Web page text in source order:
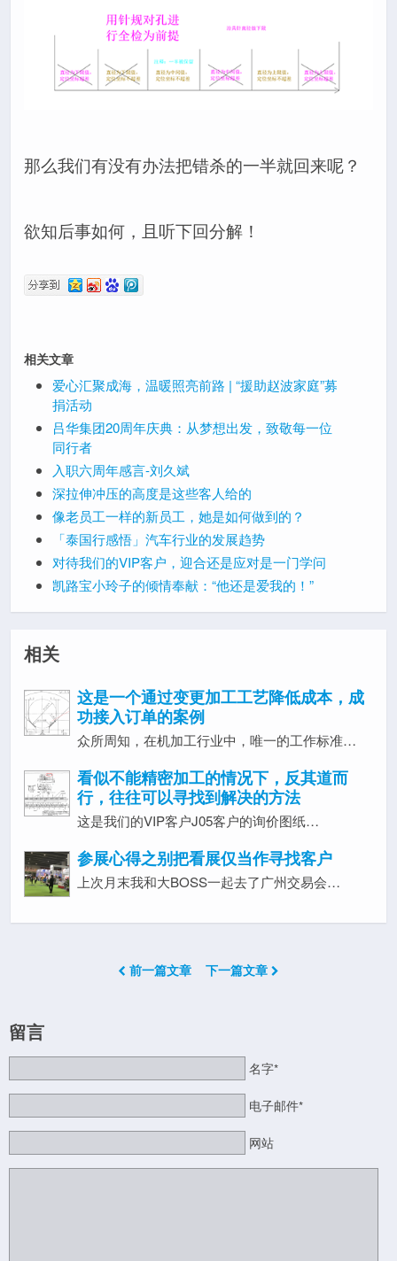
那么我们有没有办法把错杀的一半就回来呢？
欲知后事如何，且听下回分解！
相关文章
爱心汇聚成海，温暖照亮前路 | “援助赵波家庭”募
捐活动
吕华集团20周年庆典：从梦想出发，致敬每一位
同行者
入职六周年感言-刘久斌
深拉伸冲压的高度是这些客人给的
像老员工一样的新员工，她是如何做到的？
「泰国行感悟」汽车行业的发展趋势
对待我们的VIP客户，迎合还是应对是一门学问
凯路宝小玲子的倾情奉献：“他还是爱我的！”
相关
这是一个通过变更加工工艺降低成本，成
功接入订单的案例
众所周知，在机加工行业中，唯一的工作标准…
看似不能精密加工的情况下，反其道而
行，往往可以寻找到解决的方法
这是我们的VIP客户J05客户的询价图纸…
参展心得之别把看展仅当作寻找客户
上次月末我和大BOSS一起去了广州交易会…
前一篇文章 下一篇文章
留言
名字*
电子邮件*
网站